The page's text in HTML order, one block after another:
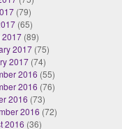
(79)
(65)
2017(89)
2017(75)
2017(74)
2016 (55)
2016 (76)
2016 (73)
2016 (72)
2016 (36)